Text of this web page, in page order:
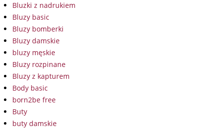
Bluzki z nadrukiem
Bluzy basic
Bluzy bomberki
Bluzy damskie
bluzy męskie
Bluzy rozpinane
Bluzy z kapturem
Body basic
born2be free
Buty
buty damskie